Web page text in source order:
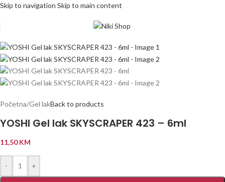
Skip to navigation Skip to main content
Početna/Gel lakBack to products
YOSHI Gel lak SKYSCRAPER 423 – 6ml
11,50KM
- +